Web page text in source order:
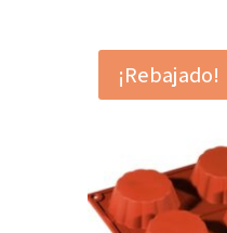
original
era:
actual
es:
¡Rebajado!